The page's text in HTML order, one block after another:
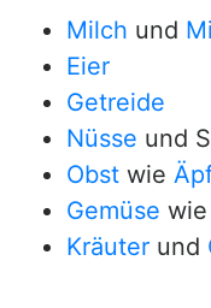
Milch und
Eier
Getreide
Nüsse und
Obst wie
Gemüse wie
Kräuter und